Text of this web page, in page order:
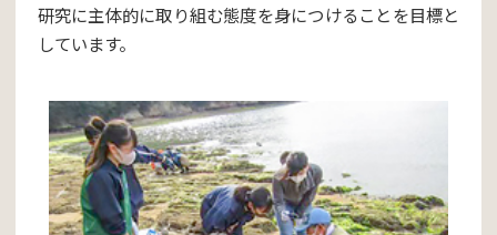
研究に主体的に取り組む態度を身につけることを目標と
しています。